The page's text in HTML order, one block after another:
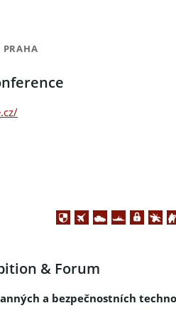
PRAHA
& Forum
a bezpečnostních